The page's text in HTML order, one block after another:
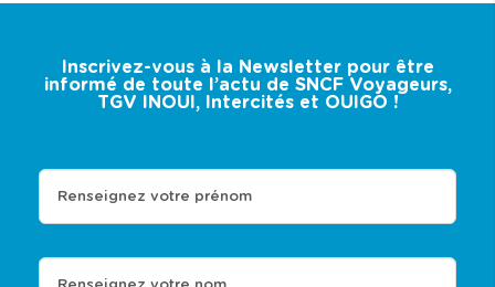
Inscrivez-vous à la Newsletter pour être
informé de toute l’actu de SNCF Voyageurs,
TGV INOUI, Intercités et OUIGO !
Renseignez votre prénom